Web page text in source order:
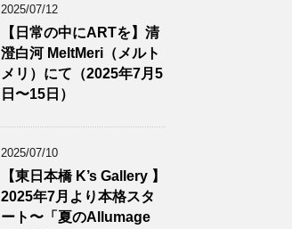
2025/07/12
【日常の中にARTを】清
澄白河 MeltMeri（メルト
メリ）にて（2025年7月5
日〜15日）
2025/07/10
【東日本橋 K’s Gallery 】
2025年7月より本格スタ
ート〜「夏のAllumage